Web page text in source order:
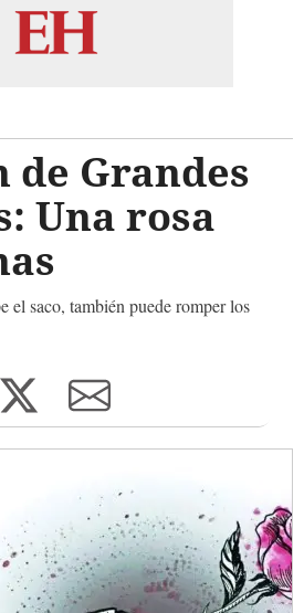
de Grandes
Una rosa
el saco, también puede romper los